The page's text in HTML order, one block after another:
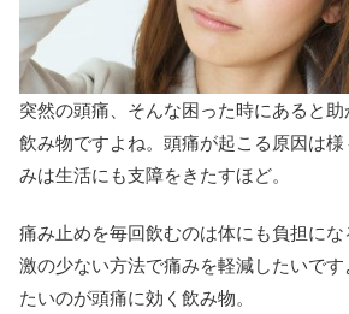
突然の頭痛、そんな困った時にあると助
飲み物ですよね。頭痛が起こる原因は
みは生活にも支障をきたすほど。
痛み止めを毎回飲むのは体にも負担にな
激の少ない方法で痛みを軽減したいで
たいのが頭痛に効く飲み物。